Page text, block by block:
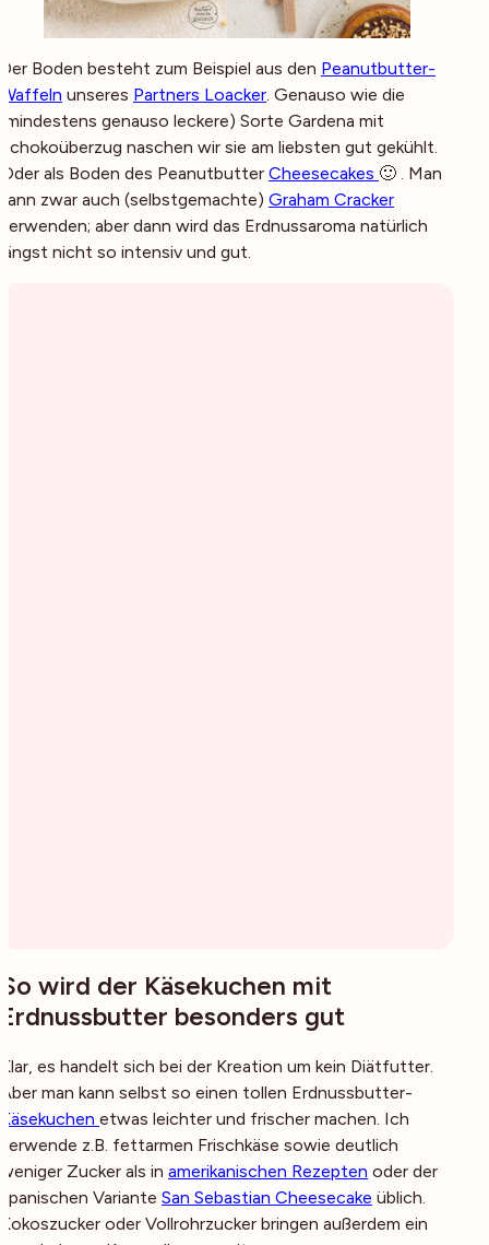
Der Boden besteht zum Beispiel aus den Peanutbutter-
Waffeln unseres Partners Loacker. Genauso wie die
(mindestens genauso leckere) Sorte Gardena mit
Schokoüberzug naschen wir sie am liebsten gut gekühlt.
Oder als Boden des Peanutbutter Cheesecakes 🙂 . Man
kann zwar auch (selbstgemachte) Graham Cracker
verwenden; aber dann wird das Erdnussaroma natürlich
längst nicht so intensiv und gut.
So wird der Käsekuchen mit
Erdnussbutter besonders gut
Klar, es handelt sich bei der Kreation um kein Diätfutter.
Aber man kann selbst so einen tollen Erdnussbutter-
Käsekuchen etwas leichter und frischer machen. Ich
verwende z.B. fettarmen Frischkäse sowie deutlich
weniger Zucker als in amerikanischen Rezepten oder der
spanischen Variante San Sebastian Cheesecake üblich.
Kokoszucker oder Vollrohrzucker bringen außerdem ein